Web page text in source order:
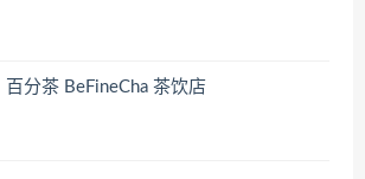
百分茶 BeFineCha 茶饮店